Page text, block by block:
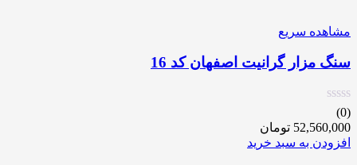
مشاهده سریع
سنگ مزار گرانیت اصفهان کد 16
(0)
52,560,000 تومان
افزودن به سبد خرید